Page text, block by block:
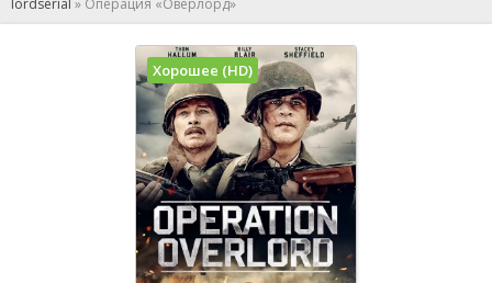
lordserial » Операция «Оверлорд»
Хорошее (HD)